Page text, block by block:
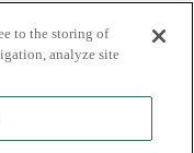
to the storing of
analyze site